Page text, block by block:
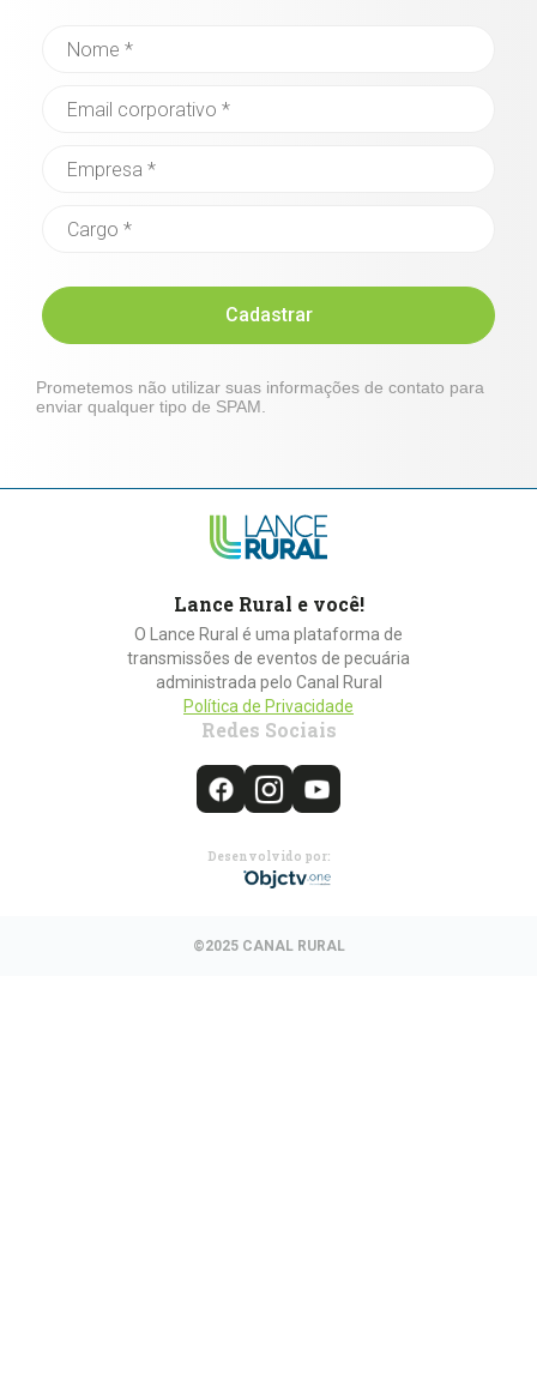
Cadastrar
Prometemos não utilizar suas informações de contato para
enviar qualquer tipo de SPAM.
Lance Rural e você!
O Lance Rural é uma plataforma de
transmissões de eventos de pecuária
administrada pelo Canal Rural
Política de Privacidade
Redes Sociais
Desenvolvido por:
©2025 CANAL RURAL